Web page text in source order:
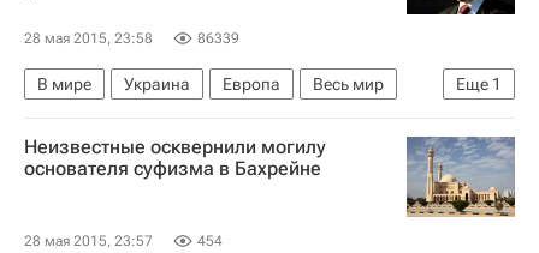
28 мая 2015, 23:58 86339
Еще 1
В мире Украина Европа
Весь мир
Петр Порошенко
Неизвестные осквернили могилу
основателя суфизма в Бахрейне
28 мая 2015, 23:57 454